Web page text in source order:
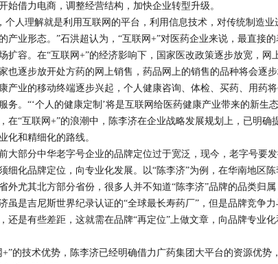
始借力电商，调整经营结构，加快企业转型升级。
人理解就是利用互联网的平台，利用信息技术，对传统制造业
产业形态。”石洪超认为，“互联网+”对医药企业来说，最直接
扩容。在“互联网+”的经济影响下，国家医改政策逐步放宽，网
也逐步放开处方药的网上销售，药品网上的销售的品种将会逐
产业的移动终端逐步兴起，个人健康咨询、体检、买药、用药
务。“‘个人的健康定制’将是互联网给医药健康产业带来的新生
“互联网+”的浪潮中，陈李济在企业战略发展规划上，已明确
化和精细化的路线。
部分中华老字号企业的品牌定位过于宽泛，现今，老字号要发
细化品牌定位，向专业化发展。以“陈李济”为例，在华南地区
外尤其北方部分省份，很多人并不知道“陈李济”品牌的品类归
虽是吉尼斯世界纪录认证的“全球最长寿药厂”，但是品牌竞争
还是有些差距，这就需在品牌“再定位”上做文章，向品牌专业
技术优势，陈李济已经明确借力广药集团大平台的资源优势